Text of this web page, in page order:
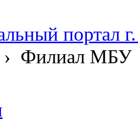
портал
› Филиал МБУ